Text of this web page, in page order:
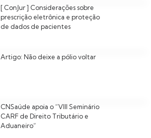
[ ConJur ] Considerações sobre
prescrição eletrônica e proteção
de dados de pacientes
Artigo: Não deixe a pólio voltar
CNSaúde apoia o “VIII Seminário
CARF de Direito Tributário e
Aduaneiro”